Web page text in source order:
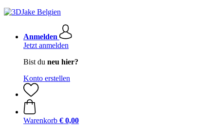
Anmelden
Jetzt anmelden
Bist du neu hier?
Konto erstellen
Warenkorb € 0,00